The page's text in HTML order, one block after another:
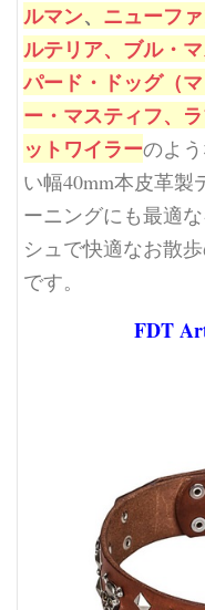
ルマン、 ニューフ
ルテリア、 ブル・マ
パード・ドッグ（マ
ー・マスティフ、
ットワイラーのよ
い幅40mm本皮革製
ーニングにも最適な
シュで快適なお散
です。
FDT